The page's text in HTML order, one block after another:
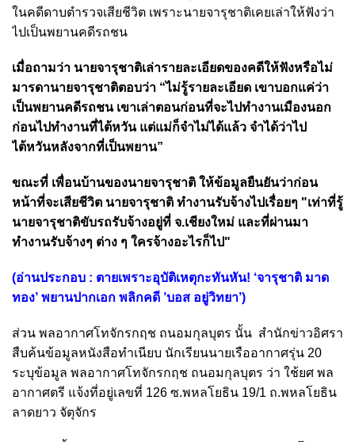
ในคดีดาบตำรวจเสียชีวิต เพราะนายจารุชาติเคยเล่าให้ฟังว่า
ไปเป็นพยานคดีรถชน
เมื่อถามว่า นายจารุชาติเล่ารายละเอียดของคดีให้ฟังหรือไม่
มารดานายจารุชาติตอบว่า “ไม่รู้รายละเอียด เขาบอกแค่ว่า
เป็นพยานคดีรถชน เขาเล่าตอนก่อนที่จะไปทำงานเมืองนอก
ก่อนไปทำงานที่ไต้หวัน แต่แม่ก็จำไม่ได้แล้ว จำได้ว่าไป
ไต้หวันหลังจากที่เป็นพยาน”
ขณะที่ เพื่อนบ้านของนายจารุชาติ ให้ข้อมูลยืนยันว่าก่อน
หน้าที่จะเสียชีวิต นายจารุชาติ ทำงานรับจ้างไปเรื่อยๆ "เท่าที่รู้
นายจารุชาติขับรถรับจ้างอยู่ที่ จ.เชียงใหม่ และที่ผ่านมา
ทำงานรับจ้างๆ ต่าง ๆ ใครจ้างอะไรก็ไป"
(อ่านประกอบ : ตายเพราะอุบัติเหตุกะทันหัน! ‘จารุชาติ มาด
ทอง’ พยานปากเอก พลิกคดี ’บอส อยู่วิทยา’)
ส่วน พลอากาศโทจักรกฤช ถนอมกุลบุตร นั้น สำนักข่าวอิศรา
สืบค้นข้อมูลหนังสือทำเนียบ นักเรียนนายเรืออากาศรุ่น 20
ระบุข้อมูล พลอากาศโทจักรกฤช ถนอมกุลบุตร ว่า ใช้ยศ พล
อากาศตรี แจ้งที่อยู่เลขที่ 126 ซ.พหลโยธิน 19/1 ถ.พหลโยธิน
ลาดยาว จัตุจักร